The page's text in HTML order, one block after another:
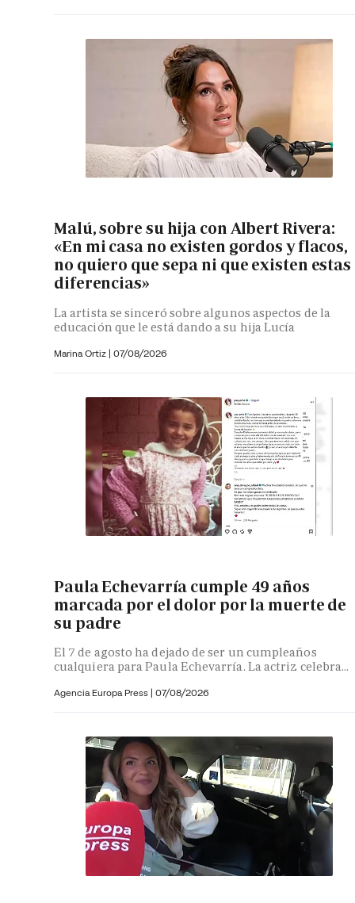
Malú, sobre su hija con Albert Rivera:
«En mi casa no existen gordos y flacos,
no quiero que sepa ni que existen estas
diferencias»
La artista se sinceró sobre algunos aspectos de la
educación que le está dando a su hija Lucía
Marina Ortiz | 07/08/2026
Paula Echevarría cumple 49 años
marcada por el dolor por la muerte de
su padre
El 7 de agosto ha dejado de ser un cumpleaños
cualquiera para Paula Echevarría. La actriz celebra...
Agencia Europa Press | 07/08/2026